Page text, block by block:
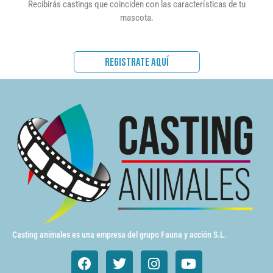
Recibirás castings que coinciden con las características de tu
mascota.
REGISTRATE AQUÍ
Casting animales es una empresa del grupo Fauna y acción S.L.